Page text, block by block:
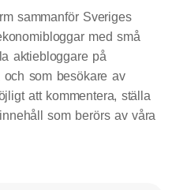
sammanför Sveriges
med små
aktiebloggare på
och som besökare av
att kommentera, ställa
som berörs av våra